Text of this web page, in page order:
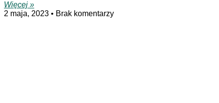
Więcej »
2 maja, 2023
Brak komentarzy